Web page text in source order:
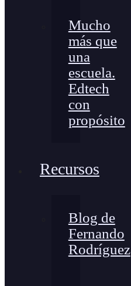
Mucho
más que
una
escuela.
Edtech
con
propósito
Recursos
Blog de
Fernando
Rodríguez